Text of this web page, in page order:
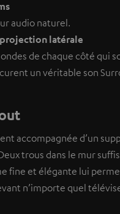
audio naturel.
latérale
de chaque côté qui
un véritable son
accompagnée d’un
trous dans le mur
fine et élégante lui
n’importe quel